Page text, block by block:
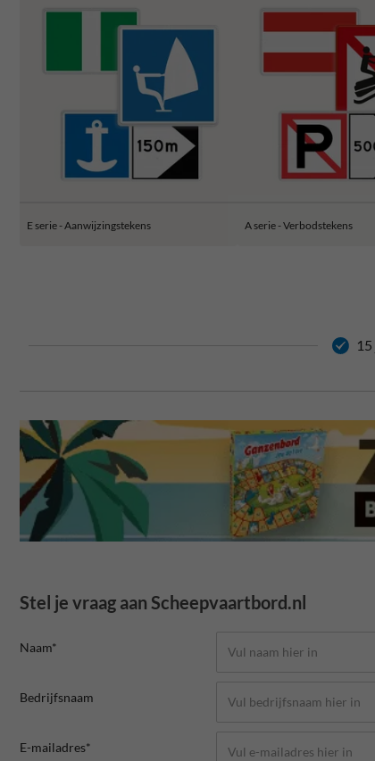
E serie - Aanwijzingstekens A serie - Verbodstekens
Stel je vraag aan Scheepvaartbord.nl
Naam*
Bedrijfsnaam
E-mailadres*